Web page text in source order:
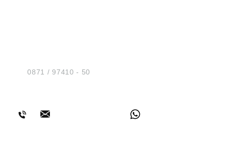
Tel.:0871 / 97410 - 50